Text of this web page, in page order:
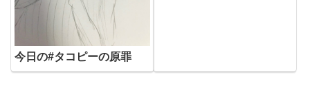
今日の#タコピーの原罪